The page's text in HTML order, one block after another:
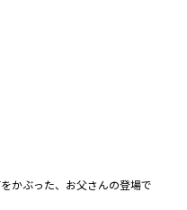
かぶった、お父さんの登場で